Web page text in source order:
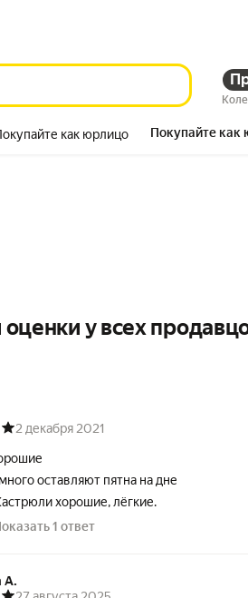
как юрлицо Покупайте как
у всех
2 декабря 2021
оставляют пятна на дне
хорошие, лёгкие.
1 ответ
А.